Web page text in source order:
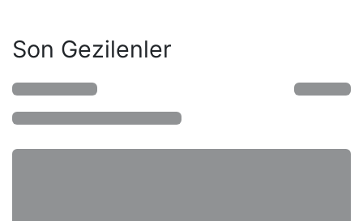
Son Gezilenler